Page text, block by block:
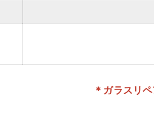
税込
＊ガラスリ